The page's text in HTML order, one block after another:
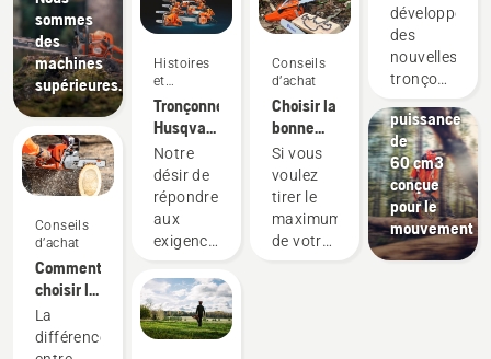
sommes
des
machines
supérieures.
Conseils
d’achat
Comment
choisir la
tronçonneuse
qui
répond le
La
différence
Histoires
et
inspiration
Tronçonneuses
Husqvarna –
alimentées
par nos
utilisateurs
depuis
1959
Notre
désir de
répondre
aux
exigences
des
professionnels
de la
Conseils
d’achat
Choisir la
bonne
chaîne
de
tronçonneuse :
quelques
conseils
Si vous
voulez
tirer le
maximum
de votre
tronçonneuses
60 cm3
des
nouvelles
560 XP®
Mark II
et
562 XP®
Mark II
est
l’histoire
professionnels
de
l'entretien
des arbres
puissance
de
60 cm3
conçue
pour le
mouvement